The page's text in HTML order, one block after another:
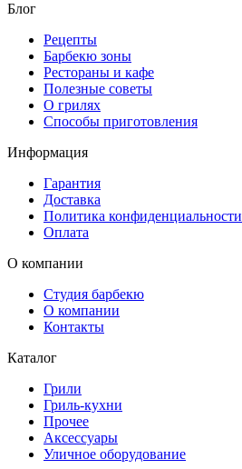
Блог
Рецепты
Барбекю зоны
Рестораны и кафе
Полезные советы
О грилях
Способы приготовления
Информация
Гарантия
Доставка
Политика конфиденциальности
Оплата
О компании
Студия барбекю
О компании
Контакты
Каталог
Грили
Гриль-кухни
Прочее
Аксессуары
Уличное оборудование